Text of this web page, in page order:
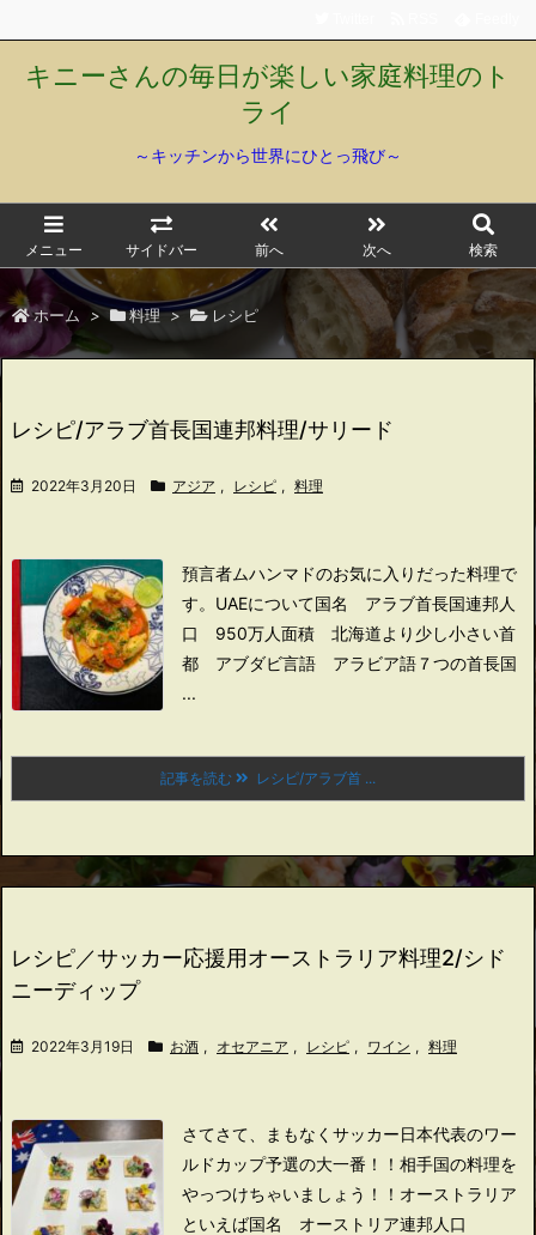
キニーさんの毎日が楽しい家庭料理のト
ライ
～キッチンから世界にひとっ飛び～
メニュー サイドバー 前へ 次へ 検索
ホーム > 料理 > レシピ
レシピ/アラブ首長国連邦料理/サリード
2022年3月20日 アジア , レシピ , 料理
預言者ムハンマドのお気に入りだった料理で
す。 UAEについて国名 アラブ首長国連邦人
口 950万人面積 北海道より少し小さい首
都 アブダビ言語 アラビア語 ７つの首長国
...
記事を読む レシピ/アラブ首 ...
レシピ／サッカー応援用オーストラリア料理2/シド
ニーディップ
2022年3月19日 お酒 , オセアニア , レシピ , ワイン , 料理
さてさて、まもなくサッカー日本代表のワー
ルドカップ予選の大一番！！ 相手国の料理を
やっつけちゃいましょう！！ オーストラリア
といえば国名 オーストリア連邦人口